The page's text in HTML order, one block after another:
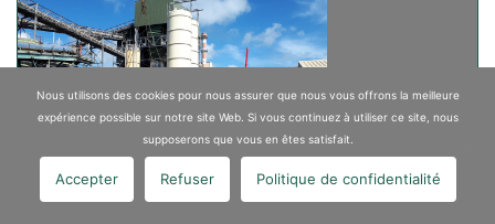
Nous utilisons des cookies pour nous assurer que nous vous offrons la meilleure
expérience possible sur notre site Web. Si vous continuez à utiliser ce site, nous
supposerons que vous en êtes satisfait.
Accepter Refuser Politique de confidentialité